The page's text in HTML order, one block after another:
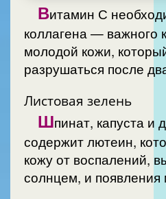
Витамин С
коллагена — важного
молодой кожи,
разрушаться после
Листовая зелень
Шпинат, капуста и
содержит лютеин,
кожу от воспалений, вызываемых
солнцем, и